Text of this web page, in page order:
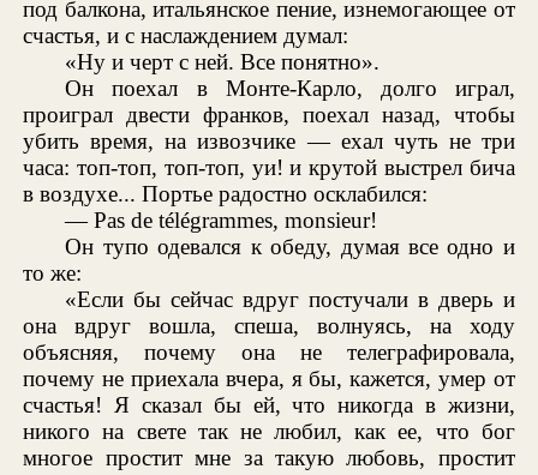
под балкона, итальянское пение, изнемогающее от
счастья, и с наслаждением думал:
«Ну и черт с ней. Все понятно».
Он поехал в Монте-Карло, долго играл,
проиграл двести франков, поехал назад, чтобы
убить время, на извозчике — ехал чуть не три
часа: топ-топ, топ-топ, уи! и крутой выстрел бича
в воздухе... Портье радостно осклабился:
— Pas de télégrammes, monsieur!
Он тупо одевался к обеду, думая все одно и
то же:
«Если бы сейчас вдруг постучали в дверь и
она вдруг вошла, спеша, волнуясь, на ходу
объясняя, почему она не телеграфировала,
почему не приехала вчера, я бы, кажется, умер от
счастья! Я сказал бы ей, что никогда в жизни,
никого на свете так не любил, как ее, что бог
многое простит мне за такую любовь, простит